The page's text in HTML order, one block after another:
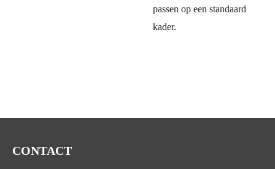
passen op een standaard
kader.
CONTACT